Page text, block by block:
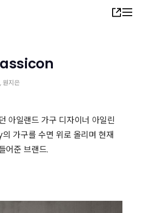
Share
, 원지은
아일랜드 가구 디자이너 아일린
가구를 수면 위로 올리며 현재
어준 브랜드.